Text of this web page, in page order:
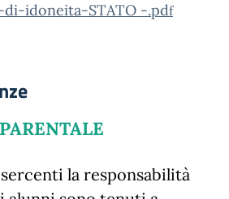
di-idoneita-STATO -.pdf
la responsabilità